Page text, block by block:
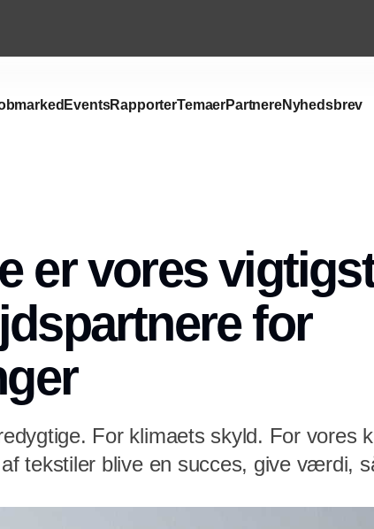
EventsRapporterTemaerPartnereNyhedsbrev
er vores
for
For klimaets skyld. For vores
tekstiler blive en succes, give værdi,